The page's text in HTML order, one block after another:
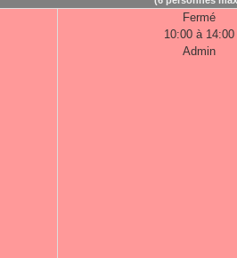
Fermé
10:00 à 14:00
Admin